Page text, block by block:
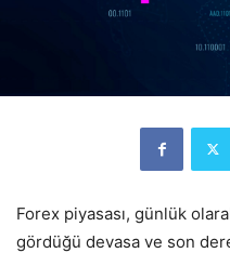
Forex piyasası, günlük
gördüğü devasa ve son